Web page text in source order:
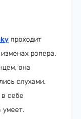
проходит
рэпера,
она
слухами.
себе
умеет.